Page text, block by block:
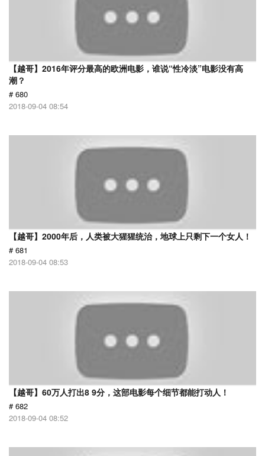
【越哥】2016年评分最高的欧洲电影，谁说“性冷淡”电影没有高
潮？
# 680
2018-09-04 08:54
【越哥】2000年后，人类被大猩猩统治，地球上只剩下一个女人！
# 681
2018-09-04 08:53
【越哥】60万人打出8 9分，这部电影每个细节都能打动人！
# 682
2018-09-04 08:52